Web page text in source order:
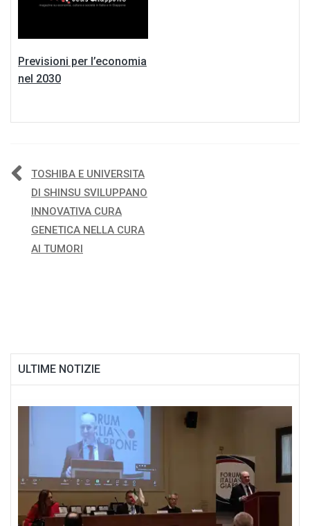
Previsioni per l’economia
nel 2030
Navigazione
articoli
TOSHIBA E UNIVERSITA
DI SHINSU SVILUPPANO
INNOVATIVA CURA
GENETICA NELLA CURA
AI TUMORI
ULTIME NOTIZIE